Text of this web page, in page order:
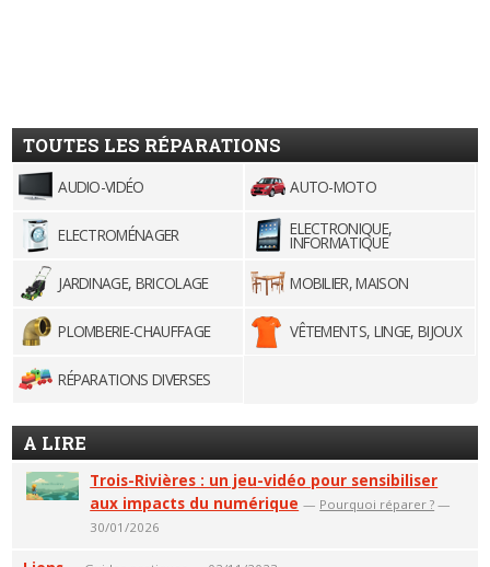
TOUTES LES RÉPARATIONS
AUDIO-VIDÉO AUTO-MOTO
ELECTROMÉNAGER ELECTRONIQUE,
INFORMATIQUE
JARDINAGE, BRICOLAGE
MOBILIER, MAISON
PLOMBERIE-CHAUFFAGE VÊTEMENTS, LINGE, BIJOUX
RÉPARATIONS DIVERSES
A LIRE
Trois-Rivières : un jeu-vidéo pour sensibiliser
aux impacts du numérique — Pourquoi réparer ? —
30/01/2026